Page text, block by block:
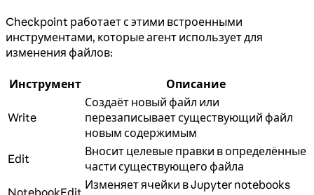
Checkpoint работает с этими встроенными
инструментами, которые агент использует для
изменения файлов:
Инструмент Описание
Write
Создаёт новый файл или
перезаписывает существующий файл
новым содержимым
Edit
Вносит целевые правки в определённые
части существующего файла
NotebookEdit
Изменяет ячейки в Jupyter notebooks